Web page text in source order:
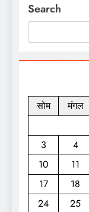
Search
सोम
मंगल
3
4
10
11
17
18
24
25